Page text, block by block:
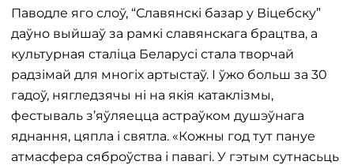
Паводле яго слоў, “Славянскі базар у Віцебску”
даўно выйшаў за рамкі славянскага брацтва, а
культурная сталіца Беларусі стала творчай
радзімай для многіх артыстаў. І ўжо больш за 30
гадоў, нягледзячы ні на якія катаклізмы,
фестываль з’яўляецца астраўком душэўнага
яднання, цяпла і святла. «Кожны год тут пануе
атмасфера сяброўства і павагі. У гэтым сутнасьць